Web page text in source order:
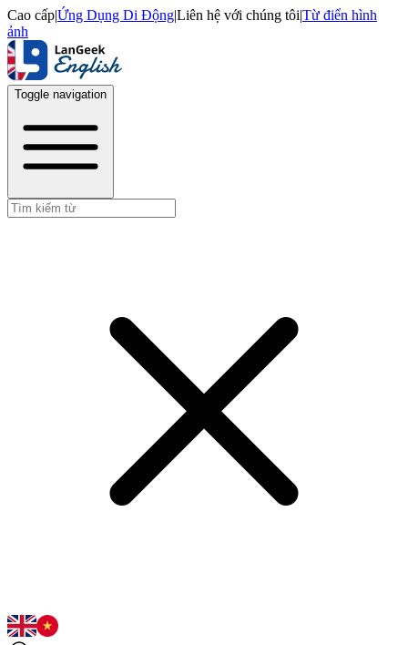
Cao cấp|Ứng Dụng Di Động|Liên hệ với chúng tôi|Từ điển hình
ảnh
Toggle navigation